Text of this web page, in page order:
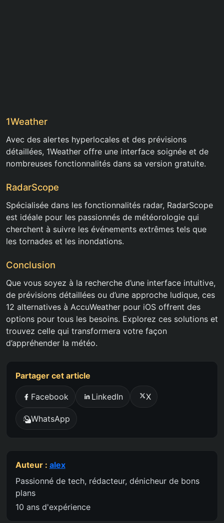
1Weather
Avec des alertes hyperlocales et des prévisions
détaillées, 1Weather offre une interface soignée et de
nombreuses fonctionnalités dans sa version gratuite.
RadarScope
Spécialisée dans les fonctionnalités radar, RadarScope
est idéale pour les passionnés de météorologie qui
cherchent à suivre les événements extrêmes tels que
les tornades et les inondations.
Conclusion
Que vous soyez à la recherche d’une interface intuitive,
de prévisions détaillées ou d’une approche ludique, ces
12 alternatives à AccuWeather pour iOS offrent des
options pour tous les besoins. Explorez ces solutions et
trouvez celle qui transformera votre façon
d’appréhender la météo.
Partager cet article
Facebook LinkedIn X
WhatsApp
Auteur : alex
Passionné de tech, rédacteur, dénicheur de bons
plans
10 ans d'expérience